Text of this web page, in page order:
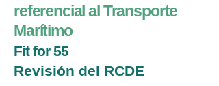
referencial al Transporte
Marítimo
Fit for 55
Revisión del RCDE